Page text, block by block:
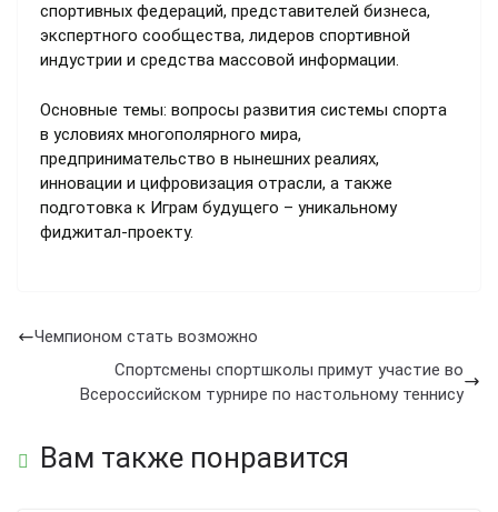
спортивных федераций, представителей бизнеса,
экспертного сообщества, лидеров спортивной
индустрии и средства массовой информации.
Основные темы: вопросы развития системы спорта
в условиях многополярного мира,
предпринимательство в нынешних реалиях,
инновации и цифровизация отрасли, а также
подготовка к Играм будущего – уникальному
фиджитал-проекту.
Чемпионом стать возможно
Спортсмены спортшколы примут участие во
Всероссийском турнире по настольному теннису
Вам также понравится